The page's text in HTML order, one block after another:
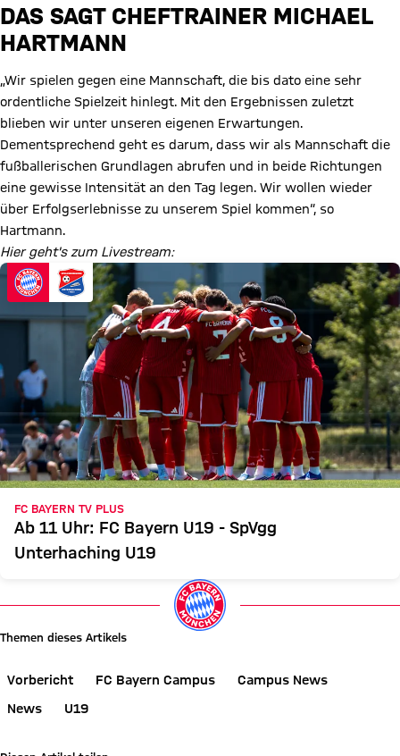
DAS SAGT CHEFTRAINER MICHAEL
HARTMANN
„Wir spielen gegen eine Mannschaft, die bis dato eine sehr
ordentliche Spielzeit hinlegt. Mit den Ergebnissen zuletzt
blieben wir unter unseren eigenen Erwartungen.
Dementsprechend geht es darum, dass wir als Mannschaft die
fußballerischen Grundlagen abrufen und in beide Richtungen
eine gewisse Intensität an den Tag legen. Wir wollen wieder
über Erfolgserlebnisse zu unserem Spiel kommen“, so
Hartmann.
Hier geht's zum Livestream:
FC BAYERN TV PLUS
Ab 11 Uhr: FC Bayern U19 - SpVgg
Unterhaching U19
Themen dieses Artikels
Vorbericht FC Bayern Campus
Campus News
News
U19